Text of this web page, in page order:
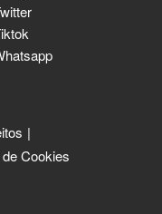
Cookies